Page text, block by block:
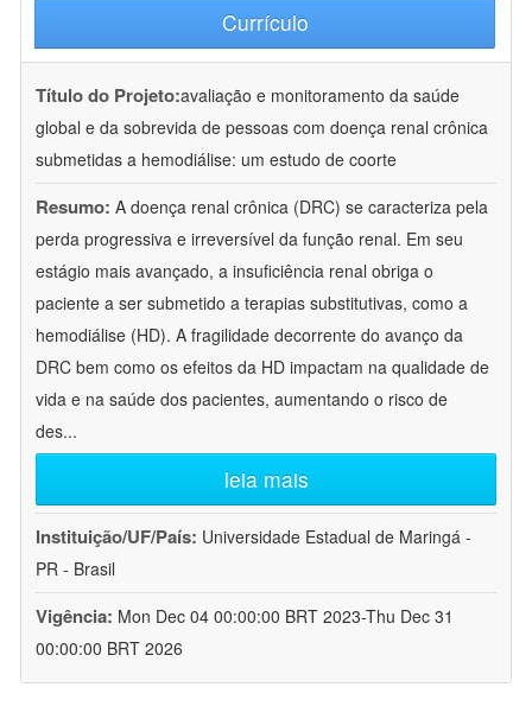
Currículo
Título do Projeto:avaliação e monitoramento da saúde
global e da sobrevida de pessoas com doença renal crônica
submetidas a hemodiálise: um estudo de coorte
Resumo: A doença renal crônica (DRC) se caracteriza pela
perda progressiva e irreversível da função renal. Em seu
estágio mais avançado, a insuficiência renal obriga o
paciente a ser submetido a terapias substitutivas, como a
hemodiálise (HD). A fragilidade decorrente do avanço da
DRC bem como os efeitos da HD impactam na qualidade de
vida e na saúde dos pacientes, aumentando o risco de
des...
leia mais
Instituição/UF/País: Universidade Estadual de Maringá -
PR - Brasil
Vigência: Mon Dec 04 00:00:00 BRT 2023-Thu Dec 31
00:00:00 BRT 2026